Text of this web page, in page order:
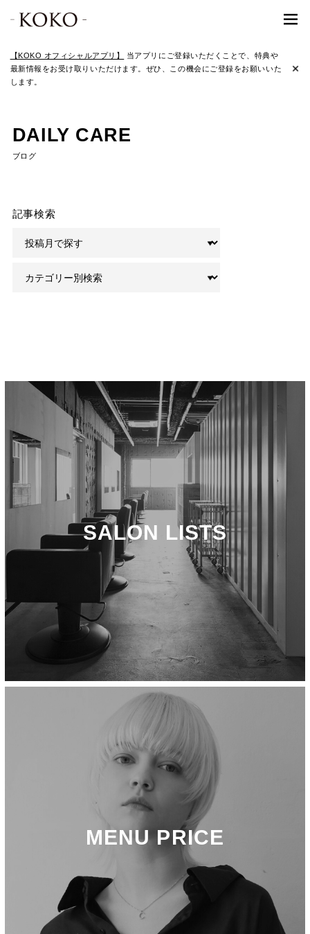
【KOKO オフィシャルアプリ】
当アプリにご登録いただくことで、特典や
最新情報をお受け取りいただけます。ぜひ、この機会にご登録をお願いいた
します。
DAILY CARE
ブログ
記事検索
SALON LISTS
MENU PRICE